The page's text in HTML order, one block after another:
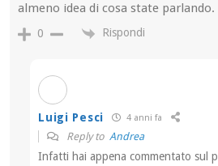
almeno idea di cosa state parlando.
0 Rispondi
Luigi Pesci 4 anni fa
Reply toAndrea
Infatti hai appena commentato sul